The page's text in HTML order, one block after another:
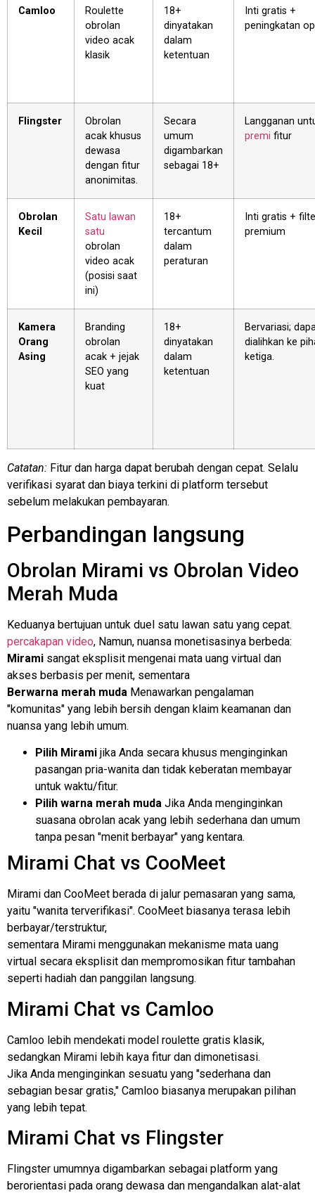
Camloo
Roulette
obrolan
video acak
klasik
18+
dinyatakan
dalam
ketentuan
Inti gratis +
peningkatan
Flingster
Obrolan
acak khusus
dewasa
dengan fitur
anonimitas.
Secara
umum
digambarkan
sebagai 18+
Langganan
premi fitur
Obrolan
Kecil
Satu lawan
satu
obrolan
video acak
(posisi saat
ini)
18+
tercantum
dalam
peraturan
Inti gratis +
premium
Kamera
Orang
Asing
Branding
obrolan
acak + jejak
SEO yang
kuat
18+
dinyatakan
dalam
ketentuan
Bervariasi;
dialihkan ke
ketiga.
Catatan: Fitur dan harga dapat berubah dengan cepat. Selalu
verifikasi syarat dan biaya terkini di platform tersebut
sebelum melakukan pembayaran.
Perbandingan langsung
Obrolan Mirami vs Obrolan Video
Merah Muda
Keduanya bertujuan untuk duel satu lawan satu yang cepat.
percakapan video, Namun, nuansa monetisasinya berbeda:
Mirami sangat eksplisit mengenai mata uang virtual dan
akses berbasis per menit, sementara
Berwarna merah muda Menawarkan pengalaman
"komunitas" yang lebih bersih dengan klaim keamanan dan
nuansa yang lebih umum.
Pilih Mirami jika Anda secara khusus menginginkan
pasangan pria-wanita dan tidak keberatan membayar
untuk waktu/fitur.
Pilih warna merah muda Jika Anda menginginkan
suasana obrolan acak yang lebih sederhana dan umum
tanpa pesan "menit berbayar" yang kentara.
Mirami Chat vs CooMeet
Mirami dan CooMeet berada di jalur pemasaran yang sama,
yaitu "wanita terverifikasi". CooMeet biasanya terasa lebih
berbayar/terstruktur,
sementara Mirami menggunakan mekanisme mata uang
virtual secara eksplisit dan mempromosikan fitur tambahan
seperti hadiah dan panggilan langsung.
Mirami Chat vs Camloo
Camloo lebih mendekati model roulette gratis klasik,
sedangkan Mirami lebih kaya fitur dan dimonetisasi.
Jika Anda menginginkan sesuatu yang "sederhana dan
sebagian besar gratis," Camloo biasanya merupakan pilihan
yang lebih tepat.
Mirami Chat vs Flingster
Flingster umumnya digambarkan sebagai platform yang
berorientasi pada orang dewasa dan mengandalkan alat-alat